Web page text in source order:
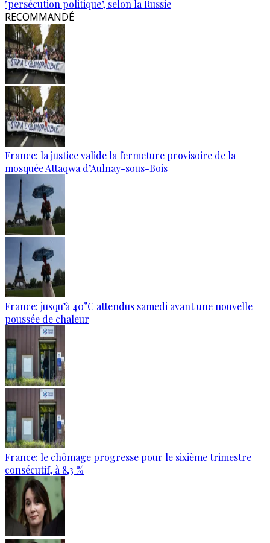
"persécution politique", selon la Russie
RECOMMANDÉ
France: la justice valide la fermeture provisoire de la
mosquée Attaqwa d’Aulnay-sous-Bois
France: jusqu’à 40°C attendus samedi avant une nouvelle
poussée de chaleur
France: le chômage progresse pour le sixième trimestre
consécutif, à 8,3 %